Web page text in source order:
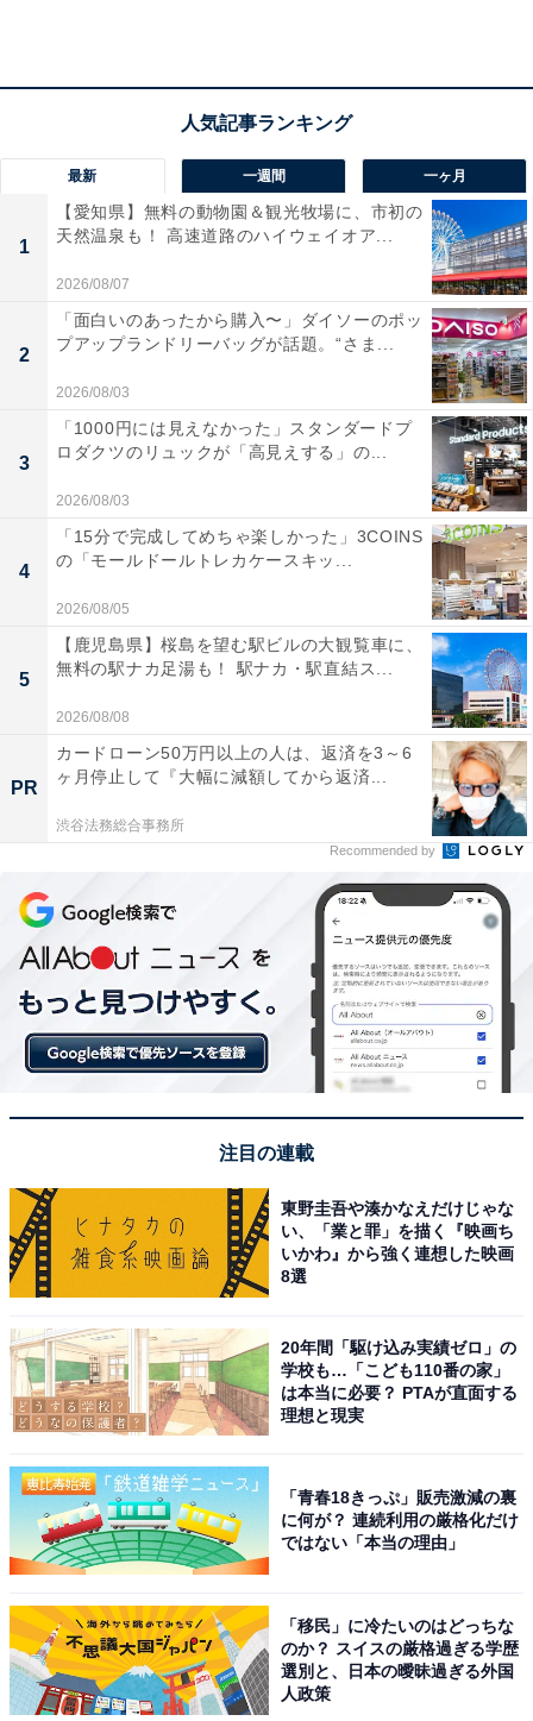
ライフプランを「見える化」する！ まずは定年ま
で勤務した場合
モデルケースや今後の予定・希望をふまえて将来の収支
状況、金融資産残高を試算してみましょう。奥様には早
期退職の希望がありますが、まず夫65歳、妻60歳まで2
人とも正社員として働いた前提でシミュレーションをし
てみましょう。
【夫65歳、妻が60歳まで働いた場合の収入推移】
夫65歳、妻が60歳まで働いた場合の収入推移は図のとお
りです。
【夫65歳、妻が60歳まで働いた場合の金融資産残高の推
移】
共働きでまとまった収入があるため、マイホームの購
入、子どもの教育、車の買い替えやリフォームなどの一
時的な支出、また、イザという時の医療費や介護費用等
を一定額考慮しても、夫94歳、妻89歳時の金融資産残高
およそ2000万円と試算されます。ひとまず安心といえる
でしょう。
最新 一週間 一ヶ月
1
【愛知県】無料の動物園＆観光牧場に、市初の
天然温泉も！ 高速道路のハイウェイオア...
2026/08/07
2
「面白いのあったから購入〜」ダイソーのポッ
プアップランドリーバッグが話題。“さま...
2026/08/03
3
「1000円には見えなかった」スタンダードプ
ロダクツのリュックが「高見えする」の...
2026/08/03
4
「15分で完成してめちゃ楽しかった」3COINS
の「モールドールトレカケースキッ...
2026/08/05
5
【鹿児島県】桜島を望む駅ビルの大観覧車に、
無料の駅ナカ足湯も！ 駅ナカ・駅直結ス...
2026/08/08
PR
カードローン50万円以上の人は、返済を3～6
ヶ月停止して『大幅に減額してから返済...
渋谷法務総合事務所
Recommended by
注目の連載
東野圭吾や湊かなえだけじゃな
い、「業と罪」を描く『映画ち
いかわ』から強く連想した映画
8選
20年間「駆け込み実績ゼロ」の
学校も…「こども110番の家」
は本当に必要？ PTAが直面する
理想と現実
「青春18きっぷ」販売激減の裏
に何が？ 連続利用の厳格化だけ
ではない「本当の理由」
「移民」に冷たいのはどっちな
のか？ スイスの厳格過ぎる学歴
選別と、日本の曖昧過ぎる外国
人政策